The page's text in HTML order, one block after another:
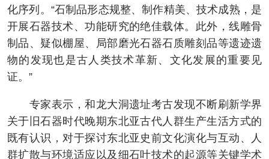
化序列。“石制品形态规整、制作精美、技术成熟，是
开展石器技术、功能研究的绝佳载体。此外，线雕骨
制品、疑似棚屋、局部磨光石器石质雕刻品等遗迹遗
物的发现也是古人类技术革新、文化发展的重要见
证。”
专家表示，和龙大洞遗址考古发现不断刷新学界
关于旧石器时代晚期东北亚古代人群生产生活方式的
既有认识，对于探讨东北亚史前文化演化与互动、人
群扩散与环境适应以及细石叶技术的起源等关键学术